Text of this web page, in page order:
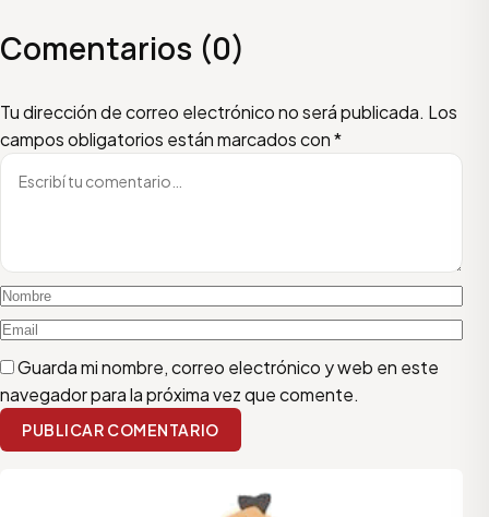
Comentarios (0)
Tu dirección de correo electrónico no será publicada. Los
campos obligatorios están marcados con*
Escribí tu comentario
Nombre
Email
Guarda mi nombre, correo electrónico y web en este
navegador para la próxima vez que comente.
PUBLICAR COMENTARIO